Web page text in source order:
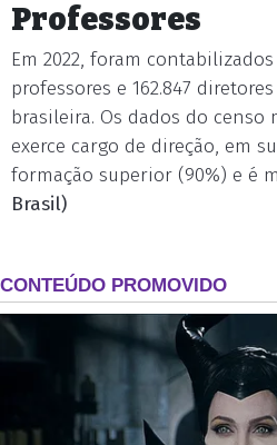
Professores
Em 2022, foram
professores e 162.847
brasileira. Os dados do censo
exerce cargo de direção, em
formação superior (90%) e é
Brasil)